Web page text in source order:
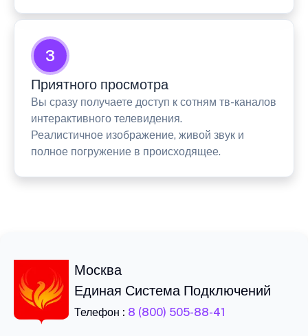
3
Приятного просмотра
Вы сразу получаете доступ к сотням тв-каналов
интерактивного телевидения.
Реалистичное изображение, живой звук и
полное погружение в происходящее.
Москва
Единая Система Подключений
Телефон : 8 (800) 505-88-41